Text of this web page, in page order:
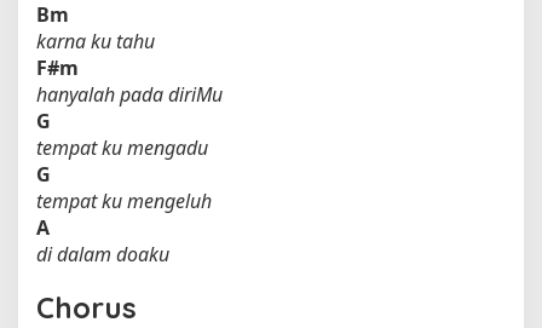
Bm
karna ku tahu
F#m
hanyalah pada diriMu
G
tempat ku mengadu
G
tempat ku mengeluh
A
di dalam doaku
Chorus